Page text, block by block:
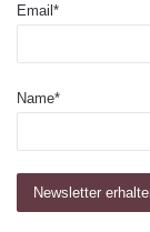
Email*
Name*